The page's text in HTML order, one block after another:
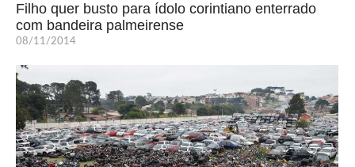
Filho quer busto para ídolo corintiano enterrado
com bandeira palmeirense
08/11/2014